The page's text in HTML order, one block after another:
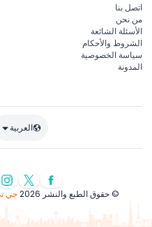
اتصل بنا
من نحن
الأسئلة الشائعة
الشروط والأحكام
سياسة الخصوصية
المدونة
العربية
© حقوق الطبع والنشر 2026 جي